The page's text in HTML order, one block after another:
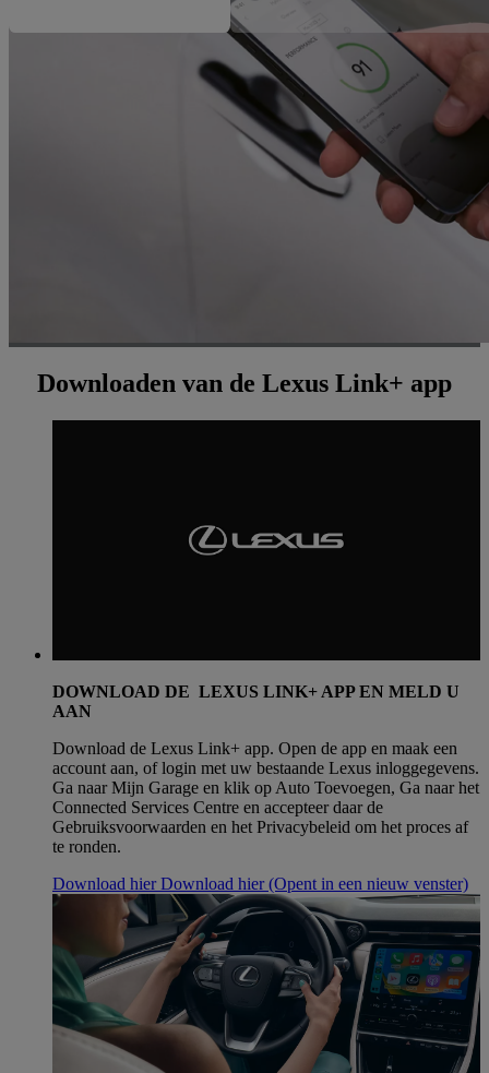
Downloaden van de Lexus Link+ app
​DOWNLOAD DE LEXUS LINK+​ APP EN MELD U
AAN
Download de Lexus Link+ app. Open de app en maak een
account aan, of login met uw bestaande Lexus inloggegevens.
Ga naar Mijn Garage en klik op Auto Toevoegen, Ga naar het
Connected Services Centre en accepteer daar de
Gebruiksvoorwaarden en het Privacybeleid om het proces af
te ronden.
Download hierDownload hier(Opent in een nieuw venster)